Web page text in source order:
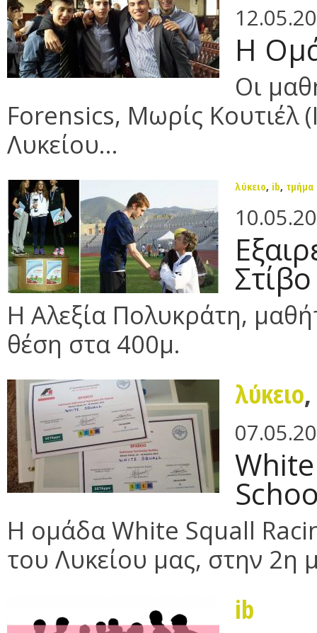
Η
Οι
Forensics, Μωρίς Κουτιέλ
Λυκείου...
λύκειο, ib,
Στίβο
Η Αλεξία Πολυκράτη,
θέση στα 400μ.
λύκειο,
Η ομάδα White Squall
του Λυκείου μας, στην 2η
ib